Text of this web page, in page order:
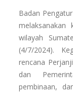
Badan
melaksanakan
wilayah
(4/7/2024).
rencana
dan
pembinaan,